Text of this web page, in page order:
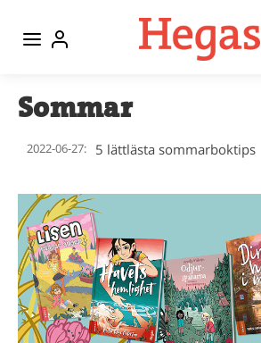
Sommar
2022-06-27: 5 lättlästa sommarboktips